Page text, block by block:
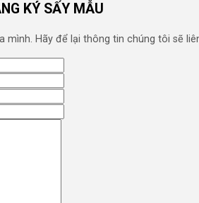
KÝ SẤY MẪU
mình. Hãy để lại thông tin chúng tôi sẽ